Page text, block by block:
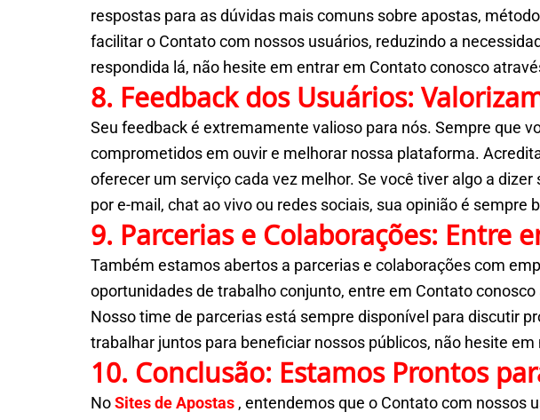
respostas para as dúvidas mais comuns sobre apostas,
facilitar o Contato com nossos usuários, reduzindo a
respondida lá, não hesite em entrar em Contato conosco
8. Feedback dos Usuários:
Seu feedback é extremamente valioso para nós. Sempre que
comprometidos em ouvir e melhorar nossa plataforma.
oferecer um serviço cada vez melhor. Se você tiver algo a
por e-mail, chat ao vivo ou redes sociais, sua opinião é sempre
9. Parcerias e Colaborações: Entre
Também estamos abertos a parcerias e colaborações com
oportunidades de trabalho conjunto, entre em Contato
Nosso time de parcerias está sempre disponível para discutir
trabalhar juntos para beneficiar nossos públicos, não hesite em
10. Conclusão: Estamos Prontos
NoSites de Apostas , entendemos que o Contato com nossos